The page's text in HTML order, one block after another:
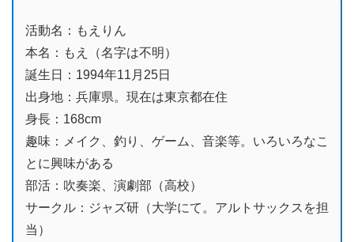
活動名：もえりん
本名：もえ（名字は不明）
誕生日：1994年11月25日
出身地：兵庫県。現在は東京都在住
身長：168cm
趣味：メイク、釣り、ゲーム、音楽等。いろいろなこ
とに興味がある
部活：吹奏楽、演劇部（高校）
サークル：ジャズ研（大学にて。アルトサックスを担
当）